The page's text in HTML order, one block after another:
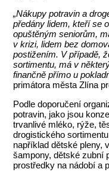
„Nákupy potravin a
předány lidem, kteří se
opuštěným seniorům,
v krizi, lidem bez
postižením. V případě,
sortimentu, má v
finančně přímo u
primátora města Zlína
Podle doporučení
potravin, jako jsou
trvanlivé mléko, rýže,
drogistického
například dětské pleny,
šampony, dětské zubní
prostředky na nádobí a